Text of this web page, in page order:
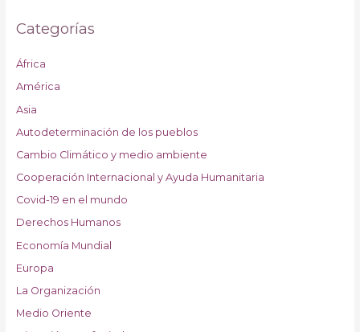
Categorías
África
América
Asia
Autodeterminación de los pueblos
Cambio Climático y medio ambiente
Cooperación Internacional y Ayuda Humanitaria
Covid-19 en el mundo
Derechos Humanos
Economía Mundial
Europa
La Organización
Medio Oriente